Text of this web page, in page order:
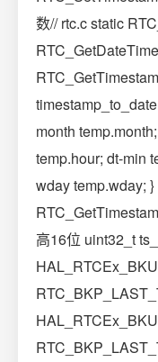
数// rtc.c static
month
temp.hour; dt-min
wday temp.wday;
高16位 uint32_t